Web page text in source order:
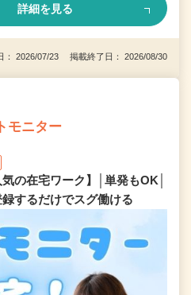
詳細を見る
： 2026/07/23 掲載終了日： 2026/08/30
モニター
の在宅ワーク】│単発もOK│
するだけでスグ働ける